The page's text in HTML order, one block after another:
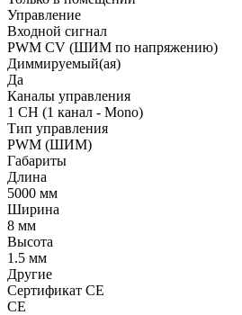
Управление
Входной сигнал
PWM СV (ШИМ по напряжению)
Диммируемый(ая)
Да
Каналы управления
1 CH (1 канал - Mono)
Тип управления
PWM (ШИМ)
Габариты
Длина
5000 мм
Ширина
8 мм
Высота
1.5 мм
Другие
Сертификат CE
CE